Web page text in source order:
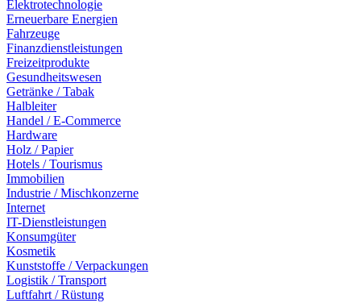
Elektrotechnologie
Erneuerbare Energien
Fahrzeuge
Finanzdienstleistungen
Freizeitprodukte
Gesundheitswesen
Getränke / Tabak
Halbleiter
Handel / E-Commerce
Hardware
Holz / Papier
Hotels / Tourismus
Immobilien
Industrie / Mischkonzerne
Internet
IT-Dienstleistungen
Konsumgüter
Kosmetik
Kunststoffe / Verpackungen
Logistik / Transport
Luftfahrt / Rüstung